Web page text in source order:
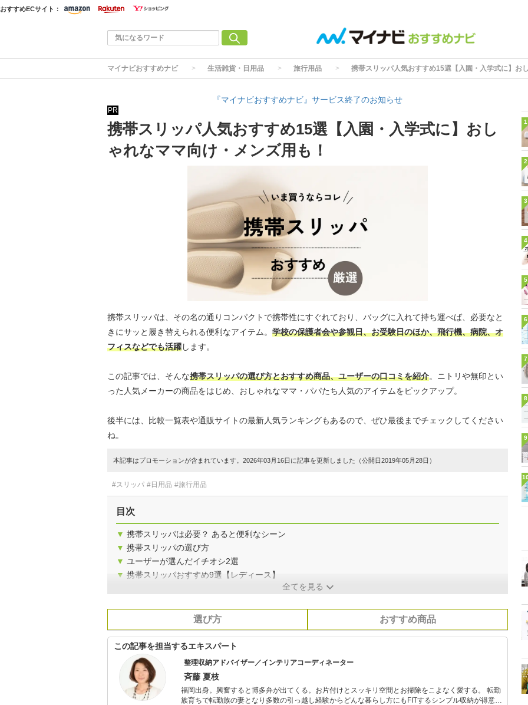
おすすめECサイト：
マイナビおすすめナビ 生活雑貨・日用品 旅行用品 携帯スリッパ人気おすすめ15選【入園・入学式に】お
『マイナビおすすめナビ』サービス終了のお知らせ
PR
携帯スリッパ人気おすすめ15選【入園・入学式に】おし
ゃれなママ向け・メンズ用も！
携帯スリッパは、その名の通りコンパクトで携帯性にすぐれており、バッグに入れて持ち運べば、必要なと
きにサッと履き替えられる便利なアイテム。 学校の保護者会や参観日、お受験日のほか、飛行機、病院、オ
フィスなどでも活躍します。
この記事では、そんな携帯スリッパの選び方とおすすめ商品、ユーザーの口コミを紹介。ニトリや無印とい
った人気メーカーの商品をはじめ、おしゃれなママ・パパたち人気のアイテムをピックアップ。
後半には、比較一覧表や通販サイトの最新人気ランキングもあるので、ぜひ最後までチェックしてください
ね。
本記事はプロモーションが含まれています。2026年03月16日に記事を更新しました（公開日2019年05月28日）
#スリッパ #日用品 #旅行用品
目次
▼ 携帯スリッパは必要？ あると便利なシーン
▼ 携帯スリッパの選び方
▼ ユーザーが選んだイチオシ2選
▼ 携帯スリッパおすすめ9選【レディース】
全てを見る
選び方 おすすめ商品
この記事を担当するエキスパート
整理収納アドバイザー／インテリアコーディネーター
斉藤 夏枝
福岡出身。興奮すると博多弁が出てくる。お片付けとスッキリ空間とお掃除をこよなく愛する。 転勤
族育ちで転勤族の妻となり多数の引っ越し経験からどんな暮らし方にもFITするシンプル収納が得意。
1
2
3
4
5
6
7
8
9